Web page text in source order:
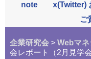
note x(Twitter)
ご
企業研究会 > Webマネ
会レポート（2月見学会